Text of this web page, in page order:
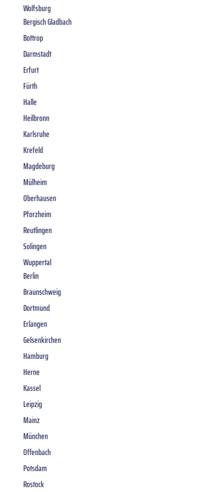
Wolfsburg
Bergisch Gladbach
Bottrop
Darmstadt
Erfurt
Fürth
Halle
Heilbronn
Karlsruhe
Krefeld
Magdeburg
Mülheim
Oberhausen
Pforzheim
Reutlingen
Solingen
Wuppertal
Berlin
Braunschweig
Dortmund
Erlangen
Gelsenkirchen
Hamburg
Herne
Kassel
Leipzig
Mainz
München
Offenbach
Potsdam
Rostock